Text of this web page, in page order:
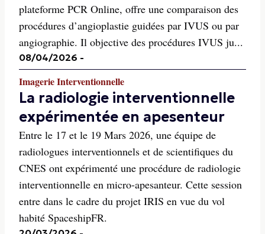
plateforme PCR Online, offre une comparaison des
procédures d’angioplastie guidées par IVUS ou par
angiographie. Il objective des procédures IVUS ju...
08/04/2026 -
Imagerie Interventionnelle
La radiologie interventionnelle
expérimentée en apesenteur
Entre le 17 et le 19 Mars 2026, une équipe de
radiologues interventionnels et de scientifiques du
CNES ont expérimenté une procédure de radiologie
interventionnelle en micro-apesanteur. Cette session
entre dans le cadre du projet IRIS en vue du vol
habité SpaceshipFR.